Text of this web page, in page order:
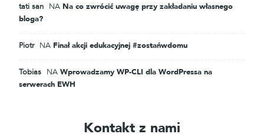
tati san NA Na co zwrócić uwagę przy zakładaniu własnego
bloga?
Piotr NA Finał akcji edukacyjnej #zostańwdomu
Tobias NA Wprowadzamy WP-CLI dla WordPressa na
serwerach EWH
Kontakt z nami